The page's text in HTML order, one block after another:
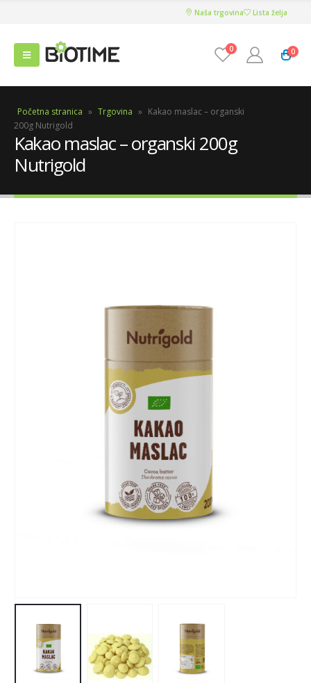
Naša trgovina Lista želja
0 0
Početna stranica » Trgovina » Kakao maslac – organski
200g Nutrigold
Kakao maslac – organski 200g
Nutrigold